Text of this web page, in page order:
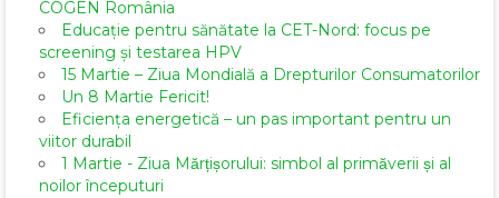
COGEN România
Educație pentru sănătate la CET-Nord: focus pe
screening și testarea HPV
15 Martie – Ziua Mondială a Drepturilor Consumatorilor
Un 8 Martie Fericit!
Eficiența energetică – un pas important pentru un
viitor durabil
1 Martie - Ziua Mărțișorului: simbol al primăverii și al
noilor începuturi